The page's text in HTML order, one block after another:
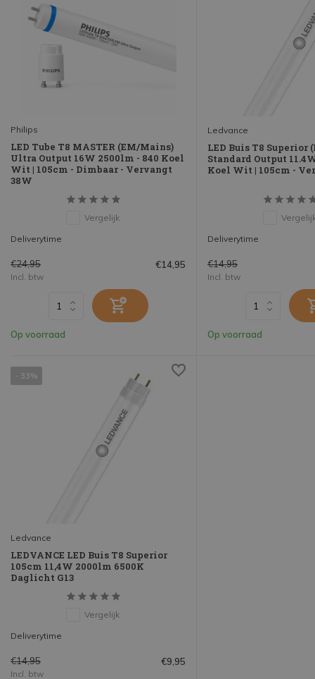
Philips
LED Tube T8 MASTER (EM/Mains)
Ultra Output 16W 2500lm - 840 Koel
Wit | 105cm - Dimbaar - Vervangt
38W
Vergelijk
Deliverytime
€24,95 €14,95
Incl. btw
Op voorraad
Ledvance
LED Buis T8 Superior
Standard Output
Koel Wit | 105cm -
Deliverytime
€14,95
Incl. btw
Op voorraad
- 33%
Ledvance
LEDVANCE LED Buis T8 Superior
105cm 11,4W 2000lm 6500K
Daglicht G13
Vergelijk
Deliverytime
€14,95 €9,95
Incl. btw